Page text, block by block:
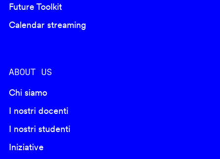
Future Toolkit
Calendar streaming
ABOUT US
Chi siamo
I nostri docenti
I nostri studenti
Iniziative